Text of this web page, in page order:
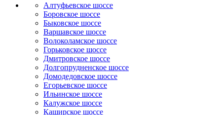
Алтуфьевское шоссе
Боровское шоссе
Быковское шоссе
Варшавское шоссе
Волоколамское шоссе
Горьковское шоссе
Дмитровское шоссе
Долгопрудненское шоссе
Домодедовское шоссе
Егорьевское шоссе
Ильинское шоссе
Калужское шоссе
Каширское шоссе